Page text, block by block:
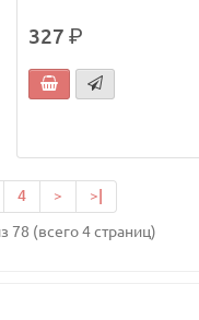
327 р.
4 > >|
78 (всего 4 страниц)